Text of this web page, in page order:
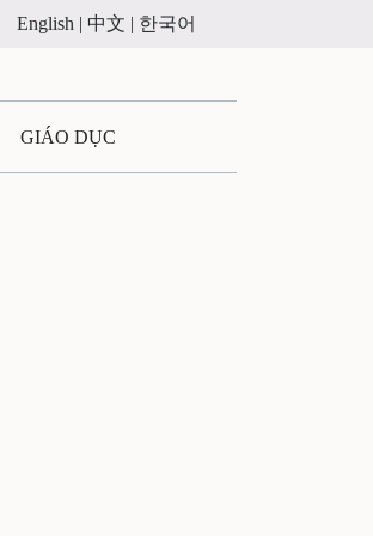
English | 中文 | 한국어
GIÁO DỤC